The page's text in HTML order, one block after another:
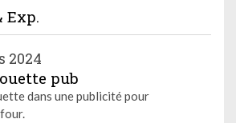
Exp.
2024
pub
dans une publicité pour